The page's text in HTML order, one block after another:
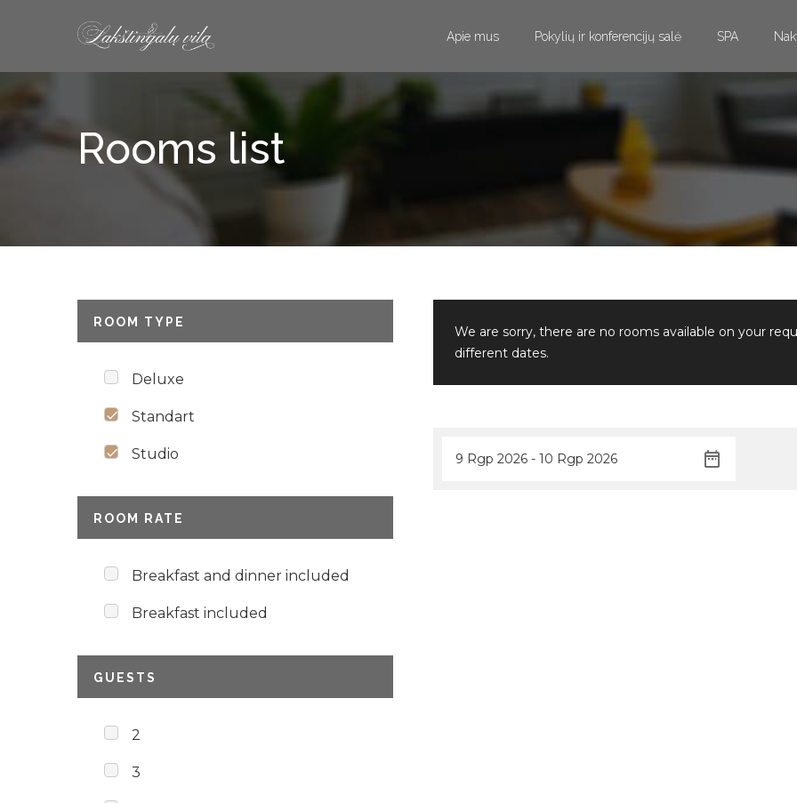
Apie mus Pokylių ir konferencijų salė SPA
Rooms list
ROOM TYPE
Deluxe
Standart
Studio
ROOM RATE
Breakfast and dinner included
Breakfast included
GUESTS
2
3
We are sorry, there are no rooms available on your
different dates.